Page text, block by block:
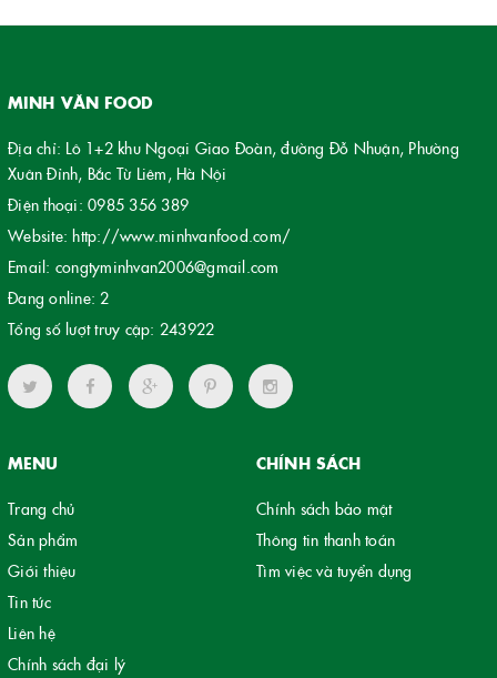
MINH VĂN FOOD
Địa chỉ: Lô 1+2 khu Ngoại Giao Đoàn, đường Đỗ Nhuận, Phường
Xuân Đỉnh, Bắc Từ Liêm, Hà Nội
Điện thoại: 0985 356 389
Website:http://www.minhvanfood.com/
Email: congtyminhvan2006@gmail.com
Đang online: 2
Tổng số lượt truy cập: 243922
MENU
Trang chủ
Sản phẩm
Giới thiệu
Tin tức
Liên hệ
Chính sách đại lý
CHÍNH SÁCH
Chính sách bảo mật
Thông tin thanh toán
Tìm việc và tuyển dụng